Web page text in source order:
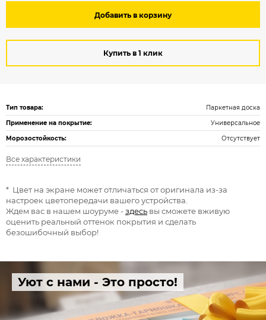
Добавить в корзину
Купить в 1 клик
Тип товара:
Паркетная доска
Применение на покрытие:
Универсальное
Морозостойкость:
Отсутствует
Все характеристики
* Цвет на экране может отличаться от оригинала из-за
настроек цветопередачи вашего устройства.
Ждем вас в нашем шоуруме -здесь вы сможете вживую
оценить реальный оттенок покрытия и сделать
безошибочный выбор!
Уют с нами - Это просто!